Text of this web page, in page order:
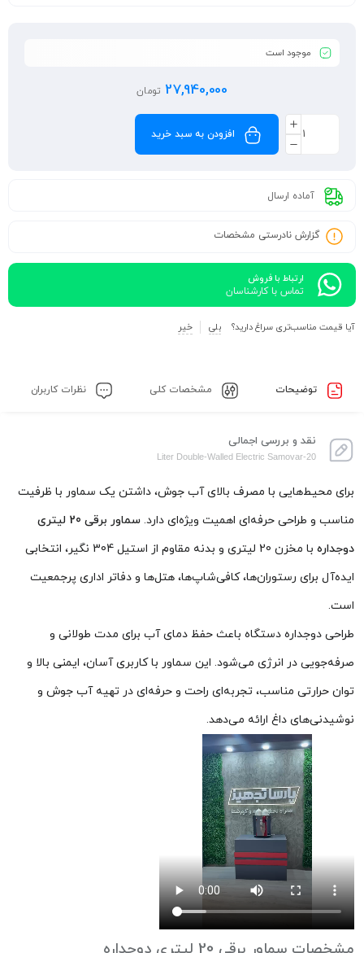
موجود است
27,940,000 تومان
افزودن به سبد خرید
آماده ارسال
گزارش نادرستی مشخصات
ارتباط با فروش
تماس با کارشناسان
آیا قیمت مناسب‌تری سراغ دارید؟ بلی خیر
توضیحات مشخصات کلی نظرات کاربران
نقد و بررسی اجمالی
20-Liter Double-Walled Electric Samovar
برای محیط‌هایی با مصرف بالای آب جوش، داشتن یک سماور با ظرفیت
مناسب و طراحی حرفه‌ای اهمیت ویژه‌ای دارد.
سماور برقی 20 لیتری
دوجداره
با مخزن 20 لیتری و بدنه مقاوم از استیل 304 نگیر، انتخابی
ایده‌آل برای رستوران‌ها، کافی‌شاپ‌ها، هتل‌ها و دفاتر اداری پرجمعیت
است.
طراحی دوجداره دستگاه باعث حفظ دمای آب برای مدت طولانی و
صرفه‌جویی در انرژی می‌شود. این سماور با کاربری آسان، ایمنی بالا و
توان حرارتی مناسب، تجربه‌ای راحت و حرفه‌ای در تهیه آب جوش و
نوشیدنی‌های داغ ارائه می‌دهد.